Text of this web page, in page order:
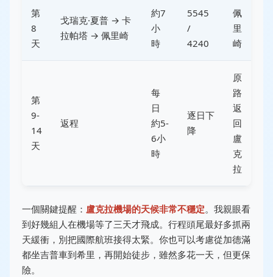
第
8
天
戈瑞克·夏普 → 卡
拉帕塔 → 佩里崎
約7
小
時
5545
/
4240
佩
里
崎
第
9-
14
天
返程
每
日
約5-
6小
時
逐日下
降
原
路
返
回
盧
克
拉
一個關鍵提醒： 盧克拉機場的天候非常不穩定。我親眼看
到好幾組人在機場等了三天才飛成。行程頭尾最好多抓兩
天緩衝，別把國際航班接得太緊。你也可以考慮從加德滿
都坐吉普車到希里，再開始徒步，雖然多花一天，但更保
險。